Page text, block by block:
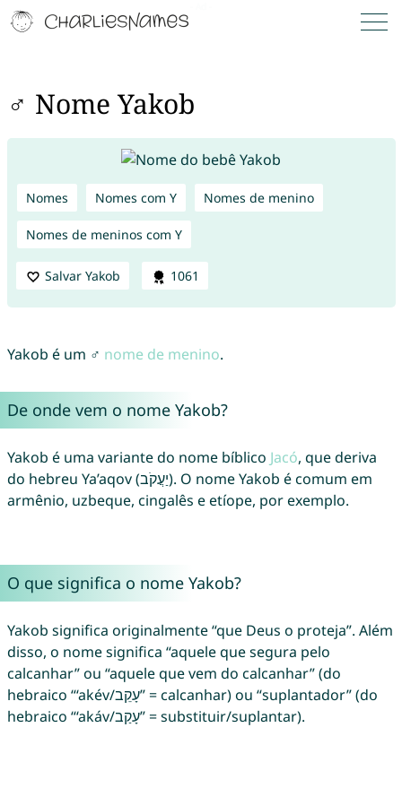
♂ Nome Yakob
Nomes Nomes com Y Nomes de menino
Nomes de meninos com Y
Salvar Yakob 1061
Yakob é um ♂ nome de menino.
De onde vem o nome Yakob?
Yakob é uma variante do nome bíblico Jacó, que deriva
do hebreu Ya’aqov (יַעֲקֹב). O nome Yakob é comum em
armênio, uzbeque, cingalês e etíope, por exemplo.
O que significa o nome Yakob?
Yakob significa originalmente “que Deus o proteja”. Além
disso, o nome significa “aquele que segura pelo
calcanhar” ou “aquele que vem do calcanhar” (do
hebraico “‘akév/עָקֵב” = calcanhar) ou “suplantador” (do
hebraico “‘akáv/עָקַב” = substituir/suplantar).